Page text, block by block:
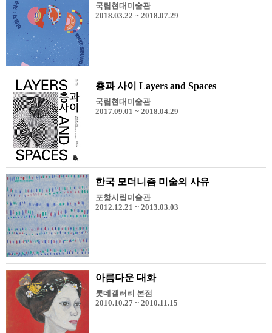
국립현대미술관
2018.03.22 ~ 2018.07.29
층과 사이 Layers and Spaces
국립현대미술관
2017.09.01 ~ 2018.04.29
한국 모더니즘 미술의 사유
포항시립미술관
2012.12.21 ~ 2013.03.03
아름다운 대화
롯데갤러리 본점
2010.10.27 ~ 2010.11.15